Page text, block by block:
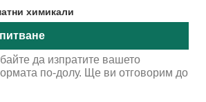
химикали
да изпратите вашето
по-долу. Ще ви отговорим до